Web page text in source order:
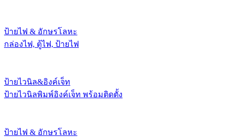
ป้ายไฟ & อักษรโลหะ
กล่องไฟ, ตู้ไฟ, ป้ายไฟ
ป้ายไวนิล&อิงค์เจ็ท
ป้ายไวนิลพิมพ์อิงค์เจ็ท พร้อมติดตั้ง
ป้ายไฟ & อักษรโลหะ